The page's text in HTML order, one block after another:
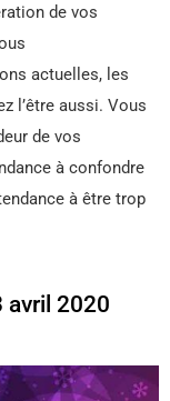
de vos
actuelles, les
l’être aussi. Vous
de vos
à confondre
à être trop
avril 2020